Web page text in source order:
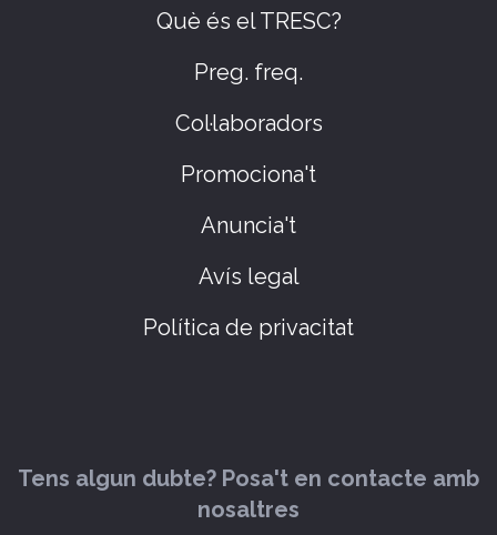
Què és el TRESC?
Preg. freq.
Col·laboradors
Promociona't
Anuncia't
Avís legal
Política de privacitat
Tens algun dubte? Posa't en contacte amb
nosaltres